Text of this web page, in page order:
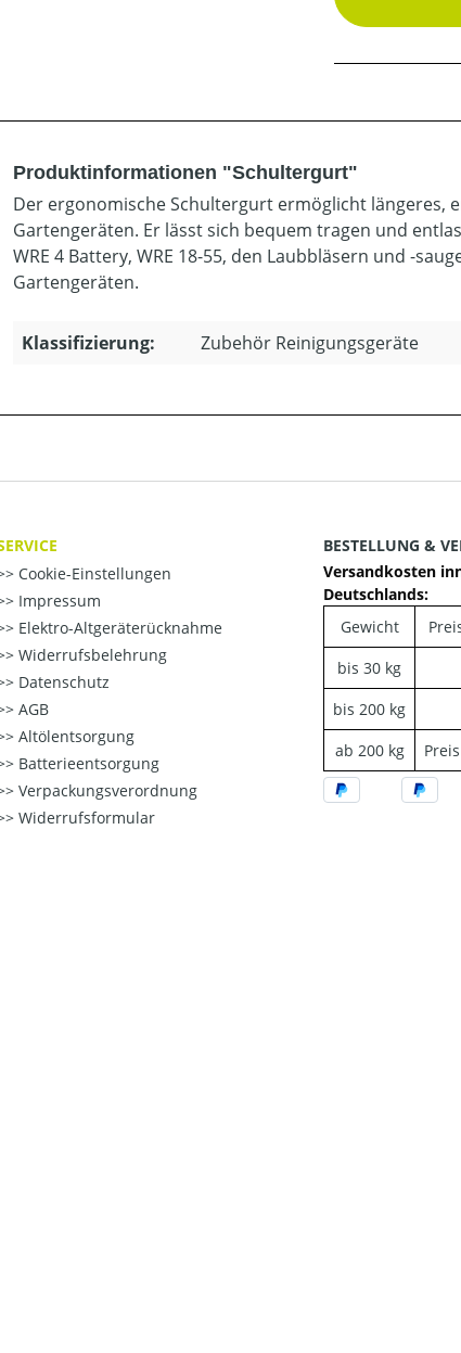
Produktinformationen "Schultergurt"
Der ergonomische Schultergurt ermöglicht längeres,
Gartengeräten. Er lässt sich bequem tragen und
WRE 4 Battery, WRE 18-55, den Laubbläsern und -
Gartengeräten.
Klassifizierung: Zubehör Reinigungsgeräte
Cookie-Einstellungen
Impressum
Elektro-Altgeräterücknahme
Widerrufsbelehrung
Datenschutz
AGB
Altölentsorgung
Batterieentsorgung
Verpackungsverordnung
Widerrufsformular
BESTELLUNG &
Versandkosten
Deutschlands:
Gewicht
bis 30 kg
bis 200 kg
ab 200 kg